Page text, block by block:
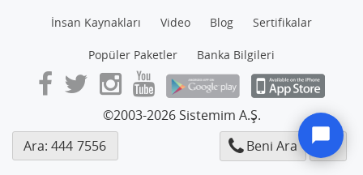
İnsan Kaynakları Video Blog Sertifikalar
Popüler Paketler Banka Bilgileri
©2003-2026 Sistemim A.Ş.
Ara: 444 RKLM Beni Ara